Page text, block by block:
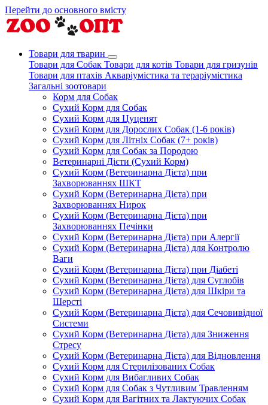
Перейти до основного вмісту
Товари для тварин
Товари для Собак Товари для котів Товари для гризунів
Товари для птахів Акваріумістика та тераріумістика
Загальні зоотовари
Корм для Собак
Сухий Корм для Собак
Сухий Корм для Цуценят
Сухий Корм для Дорослих Собак (1-6 років)
Сухий Корм для Літніх Собак (7+ років)
Сухий Корм для Собак за Породою
Ветеринарні Дієти (Сухий Корм)
Сухий Корм (Ветеринарна Дієта) при
Захворюваннях ШКТ
Сухий Корм (Ветеринарна Дієта) при
Захворюваннях Нирок
Сухий Корм (Ветеринарна Дієта) при
Захворюваннях Печінки
Сухий Корм (Ветеринарна Дієта) при Алергії
Сухий Корм (Ветеринарна Дієта) для Контролю
Ваги
Сухий Корм (Ветеринарна Дієта) при Діабеті
Сухий Корм (Ветеринарна Дієта) для Суглобів
Сухий Корм (Ветеринарна Дієта) для Шкіри та
Шерсті
Сухий Корм (Ветеринарна Дієта) для Сечовивідної
Системи
Сухий Корм (Ветеринарна Дієта) для Зниження
Стресу
Сухий Корм (Ветеринарна Дієта) для Відновлення
Сухий Корм для Стерилізованих Собак
Сухий Корм для Вибагливих Собак
Сухий Корм для Собак з Чутливим Травленням
Сухий Корм для Вагітних та Лактуючих Собак